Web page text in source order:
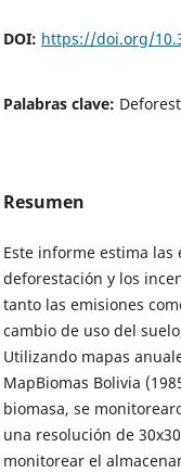
DOI: https://doi.org/
Palabras clave:
Resumen
Este informe estima las
deforestación y los
tanto las emisiones
cambio de uso del
Utilizando mapas
MapBiomas Bolivia
biomasa, se
una resolución de
monitorear el